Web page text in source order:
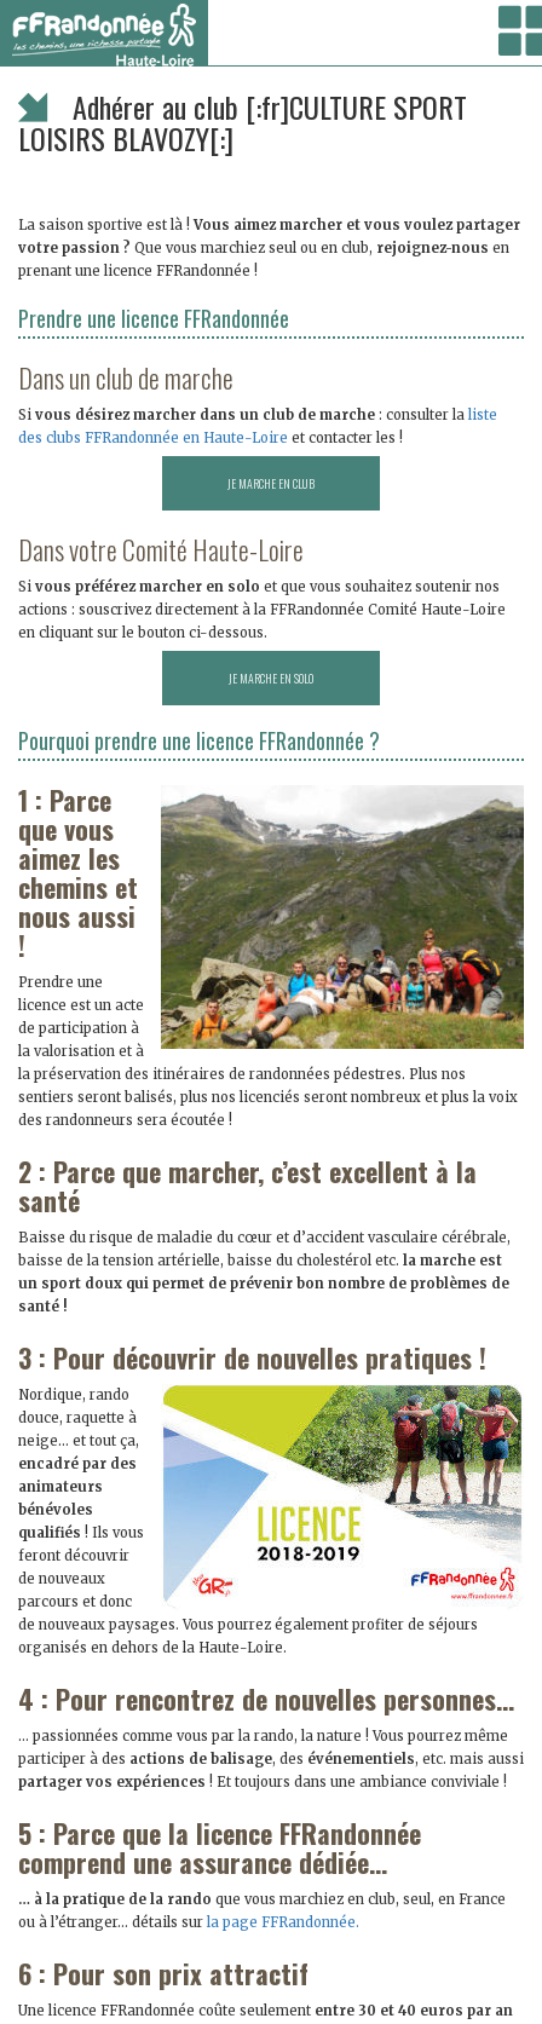
Vous êtes ici :Accueil/Côté clubs
BLAVOZY[:]
Adhérer au club [:fr]CULTURE SPORT
LOISIRS BLAVOZY[:]
La saison sportive est là !Vous aimez marcher et vous voulez partager
votre passion ? Que vous marchiez seul ou en club, rejoignez-nous en
prenant une licence FFRandonnée !
Prendre une licence FFRandonnée
Dans un club de marche
Si vous désirez marcher dans un club de marche : consulter la liste
des clubs FFRandonnée en Haute-Loire et contacter les !
TROUVER UN CLUB
Dans votre Comité Haute-Loire
Si vous préférez marcher en solo et que vous souhaitez soutenir nos
actions : souscrivez directement à la FFRandonnée Comité Haute-Loire
en cliquant sur le bouton ci-dessous.
DEVENIR LICENCIÉ
Pourquoi prendre une licence FFRandonnée ?
1 : Parce
que vous
aimez les
chemins et
nous aussi
!
Prendre une
licence est un acte
de participation à
la valorisation et à
la préservation des itinéraires de randonnées pédestres. Plus nos
sentiers seront balisés, plus nos licenciés seront nombreux et plus la voix
des randonneurs sera écoutée !
2 : Parce que marcher, c’est excellent à la
santé
Baisse du risque de maladie du cœur et d’accident vasculaire cérébrale,
baisse de la tension artérielle, baisse du cholestérol etc. la marche est
un sport doux qui permet de prévenir bon nombre de problèmes de
santé !
3 : Pour découvrir de nouvelles pratiques !
Nordique, rando
douce, raquette à
neige… et tout ça,
encadré par des
animateurs
bénévoles
qualifiés ! Ils vous
feront découvrir
de nouveaux
parcours et donc
de nouveaux paysages. Vous pourrez également profiter de séjours
organisés en dehors de la Haute-Loire.
4 : Pour rencontrez de nouvelles personnes…
… passionnées comme vous par la rando, la nature ! Vous pourrez même
participer à des actions de balisage, des événementiels, etc. mais aussi
partager vos expériences ! Et toujours dans une ambiance conviviale !
5 : Parce que la licence FFRandonnée
comprend une assurance dédiée…
… à la pratique de la rando que vous marchiez en club, seul, en France
ou à l’étranger… détails sur la page FFRandonnée.
6 : Pour son prix attractif
Une licence FFRandonnée coûte seulement entre 30 et 40 euros par an